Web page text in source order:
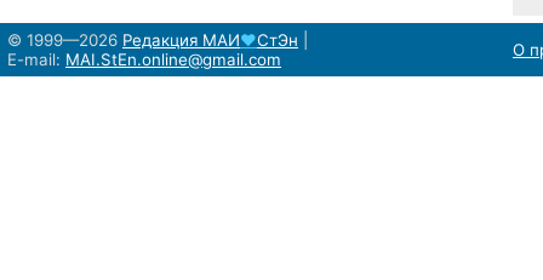
© 1999—2026 Редакция МАИ♥СтЭн
E-mail: MAI.StEn.online@gmail.com О